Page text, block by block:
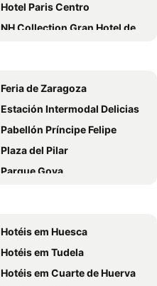
Hotel Paris Centro
NH Collection Gran Hotel de Zaragoza
NH Ciudad de Zaragoza
Hotel YIT Ciudad de Zaragoza
Hotel El Águila
Hotel Zentral Ave
Hospedium Hotel Don Fidel
Hotel Rio Arga
Hotel Castillo Bonavia
Hotel Delicias
Feria de Zaragoza
Estación Intermodal Delicias
Pabellón Príncipe Felipe
Plaza del Pilar
Parque Goya
La Magdalena
Club Deportivo Municipal Siglo XXI
Plaza Aragón
Hotéis em Huesca
Hotéis em Tudela
Hotéis em Cuarte de Huerva